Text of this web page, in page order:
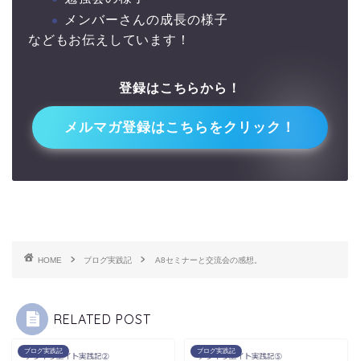
メンバーさんの成長の様子
などもお伝えしています！
登録はこちらから！
↓↓
メルマガ登録はこちらをクリック！
HOME ブログ実践記 A8セミナーと交流会の感想。
RELATED POST
ブログ実践記 ブログ実践記